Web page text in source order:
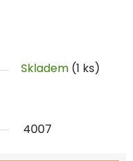
Skladem (1 ks)
4007